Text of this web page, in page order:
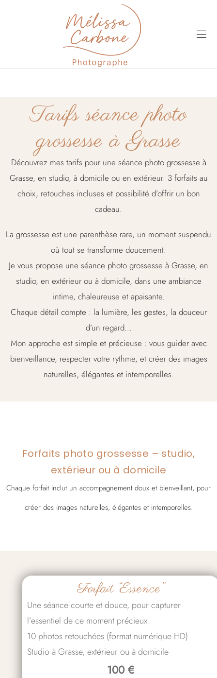
Tarifs séance photo
grossesse à Grasse
Découvrez mes tarifs pour une séance photo grossesse à
Grasse, en studio, à domicile ou en extérieur. 3 forfaits au
choix, retouches incluses et possibilité d’offrir un bon
cadeau.
La grossesse est une parenthèse rare, un moment suspendu
où tout se transforme doucement.
Je vous propose une séance photo grossesse à Grasse, en
studio, en extérieur ou à domicile, dans une ambiance
intime, chaleureuse et apaisante.
Chaque détail compte : la lumière, les gestes, la douceur
d’un regard…
Mon approche est simple et précieuse : vous guider avec
bienveillance, respecter votre rythme, et créer des images
naturelles, élégantes et intemporelles.
Forfaits photo grossesse – studio,
extérieur ou à domicile
Chaque forfait inclut un accompagnement doux et bienveillant, pour
créer des images naturelles, élégantes et intemporelles.
Forfait “Essence”
Une séance courte et douce, pour capturer
l’essentiel de ce moment précieux.
10 photos retouchées (format numérique HD)
Studio à Grasse, extérieur ou à domicile
100 €